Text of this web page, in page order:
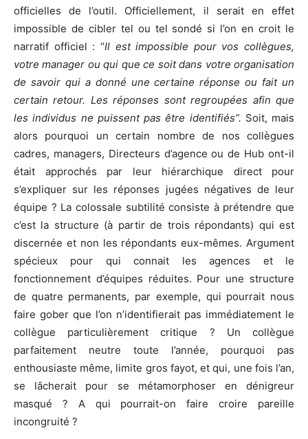
officielles de l’outil. Officiellement, il serait en effet
impossible de cibler tel ou tel sondé si l’on en croit le
narratif officiel : “Il est impossible pour vos collègues,
votre manager ou qui que ce soit dans votre organisation
de savoir qui a donné une certaine réponse ou fait un
certain retour. Les réponses sont regroupées afin que
les individus ne puissent pas être identifiés”. Soit, mais
alors pourquoi un certain nombre de nos collègues
cadres, managers, Directeurs d’agence ou de Hub ont-il
était approchés par leur hiérarchique direct pour
s’expliquer sur les réponses jugées négatives de leur
équipe ? La colossale subtilité consiste à prétendre que
c’est la structure (à partir de trois répondants) qui est
discernée et non les répondants eux-mêmes. Argument
spécieux pour qui connait les agences et le
fonctionnement d’équipes réduites. Pour une structure
de quatre permanents, par exemple, qui pourrait nous
faire gober que l’on n’identifierait pas immédiatement le
collègue particulièrement critique ? Un collègue
parfaitement neutre toute l’année, pourquoi pas
enthousiaste même, limite gros fayot, et qui, une fois l’an,
se lâcherait pour se métamorphoser en dénigreur
masqué ? A qui pourrait-on faire croire pareille
incongruité ?